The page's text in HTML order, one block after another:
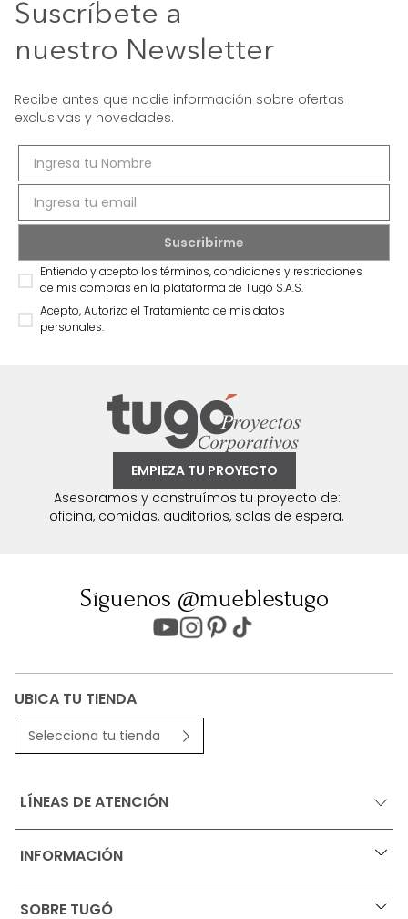
Suscríbete a
nuestro Newsletter
Recibe antes que nadie información sobre ofertas
exclusivas y novedades.
Entiendo y acepto los términos, condiciones y restricciones
de mis compras en la plataforma de Tugó S.A.S.
Acepto, Autorizo el Tratamiento de mis datos
personales.
EMPIEZA TU PROYECTO
Asesoramos y construímos tu proyecto de:
oficina, comidas, auditorios, salas de espera.
Síguenos @mueblestugo
UBICA TU TIENDA
Selecciona tu tienda
LÍNEAS DE ATENCIÓN
INFORMACIÓN +
Ofertas vigentes
SOBRE TUGÓ +